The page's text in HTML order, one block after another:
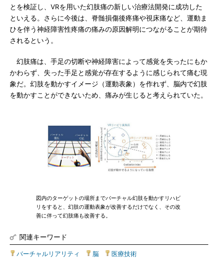
とを検証し、VRを用いた幻肢痛の新しい治療法開発に成功した
といえる。さらに今後は、脊髄損傷後疼痛や視床痛など、運動ま
ひを伴う神経障害性疼痛の痛みの原因解明につながることが期待
されるという。
幻肢痛は、手足の切断や神経障害によって感覚を失ったにもか
かわらず、失った手足と感覚が存在するように感じられて痛む現
象だ。幻肢を動かすイメージ（運動表象）を作れず、脳内で幻肢
を動かすことができないため、痛みが生じると考えられていた。
図内のターゲットの場所までバーチャル幻肢を動かすリハビ
リをすると、幻肢の運動表象が改善するだけでなく、その改
善に伴って幻肢痛も改善する。
関連キーワード
バーチャルリアリティ 脳 医療技術